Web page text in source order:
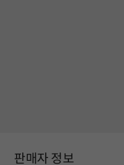
판매자 정보